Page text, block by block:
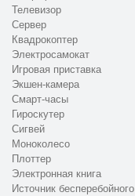
Телевизор
Сервер
Квадрокоптер
Электросамокат
Игровая приставка
Экшен-камера
Смарт-часы
Гироскутер
Сигвей
Моноколесо
Плоттер
Электронная книга
Источник бесперебойного